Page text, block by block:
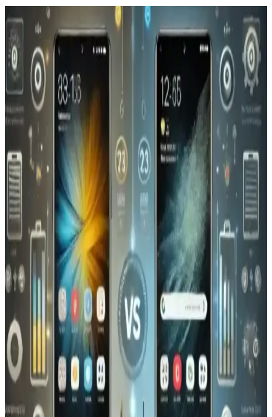
Redmi Pro Akıllı Telefon Piyasası ve Teknik
Özellikler Üzerine Değerlendirme
Redmi Pro'nun teknik özellikleri ve kullanıcı geri bildirimleri sınırlı
olsa da, uygun fiyat ve yüksek performans özellikleriyle dikkat
çekiyor. Piyasa konumu ve gerçek performansı zamanla netleşecek.
Samsung Galaxy Z Flip7 ve Katlanabilir Akıllı
Telefonların Geleceği Üzerine Analiz
Samsung Galaxy Z Flip7 hakkında detaylar sınırlı olsa da,
katlanabilir telefonların tasarımı, avantajları ve zorlukları ile piyasa
beklentileri öne çıkıyor.
Media Markt'ta Güncel Akıllı Telefon
Kampanyaları ve İndirim Fırsatları
Media Markt'ta şu anda aktif olan akıllı telefon kampanyaları
hakkında detaylar bulunmamaktadır. Güncel fırsatları takip etmek
için resmi web sitesi ve mağaza iletişim kanalları önerilir.
Galaxy A01: Ekonomik ve Temel Kullanım İçin
Uygun Akıllı Telefon Seçenekleri
Galaxy A01, uygun fiyatlı ve temel kullanım ihtiyaçlarına cevap
veren dayanıklı ve kolay kullanılabilir bir akıllı telefon seçeneğidir.
Günlük iletişim ve internet kullanımı için idealdir.
Samsung Galaxy Z Fold6: Yenilikçi Tasarım ve
Gelişmiş Katlanabilir Ekran Özellikleri
Samsung Galaxy Z Fold6, katlanabilir ekran teknolojisi ve hafif
tasarımıyla öne çıkıyor. Dayanıklı menteşe ve yüksek çözünürlüklü
ekranlarıyla yüksek performans sunuyor.